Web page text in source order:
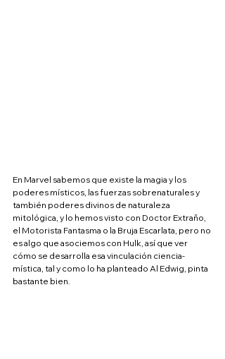
En Marvel sabemos que existe la magia y los
poderes místicos, las fuerzas sobrenaturales y
también poderes divinos de naturaleza
mitológica, y lo hemos visto con Doctor Extraño,
el Motorista Fantasma o la Bruja Escarlata, pero no
es algo que asociemos con Hulk, así que ver
cómo se desarrolla esa vinculación ciencia-
mística, tal y como lo ha planteado Al Edwig, pinta
bastante bien.